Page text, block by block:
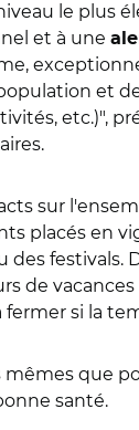
le plus
et à une
et
etc.)",
sur
placés en
festivals.
de
si la
que
santé.